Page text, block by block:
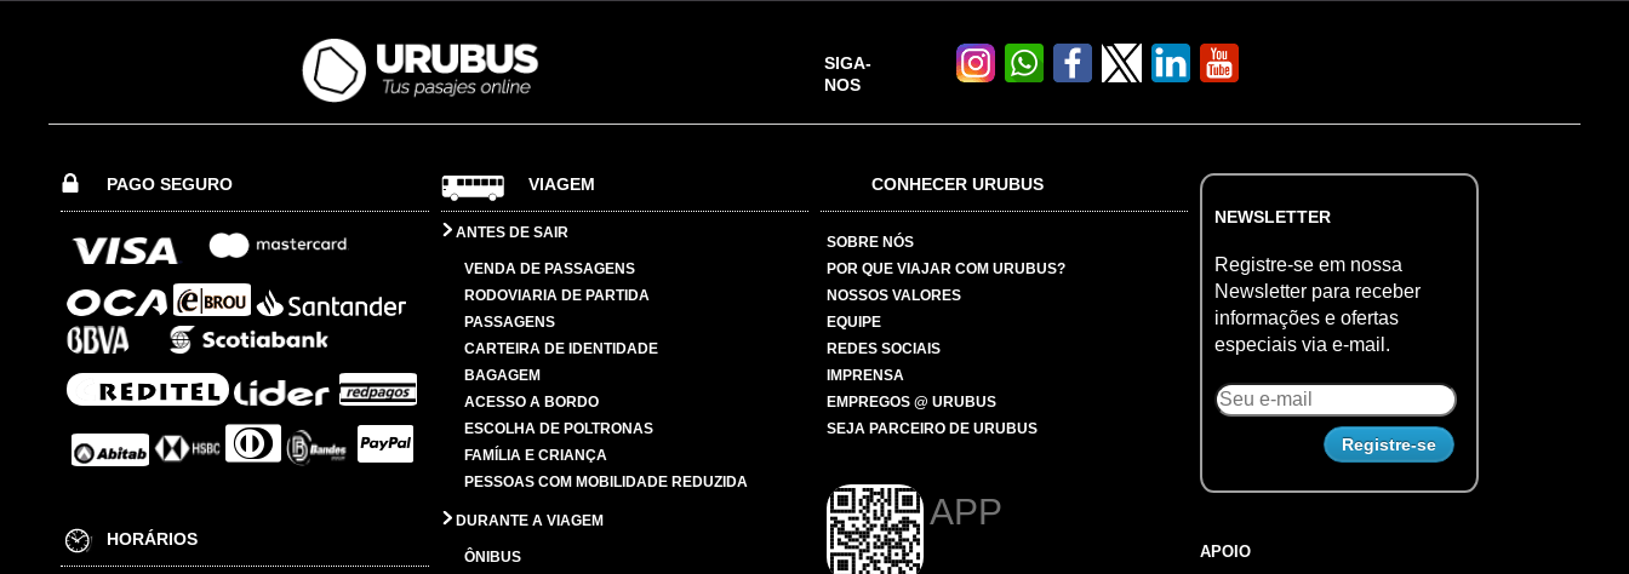
SIGA-
NOS
PAGO SEGURO
HORÁRIOS
VIAGEM
ANTES DE SAIR
VENDA DE PASSAGENS
RODOVIARIA DE PARTIDA
PASSAGENS
CARTEIRA DE IDENTIDADE
BAGAGEM
ACESSO A BORDO
ESCOLHA DE POLTRONAS
FAMÍLIA E CRIANÇA
PESSOAS COM MOBILIDADE REDUZIDA
DURANTE A VIAGEM
ÔNIBUS
CONHECER URUBUS
SOBRE NÓS
POR QUE VIAJAR COM URUBUS?
NOSSOS VALORES
EQUIPE
REDES SOCIAIS
IMPRENSA
EMPREGOS @ URUBUS
SEJA PARCEIRO DE URUBUS
APP
NEWSLETTER
Registre-se em nossa
Newsletter para receber
informações e ofertas
especiais via e-mail.
APOIO